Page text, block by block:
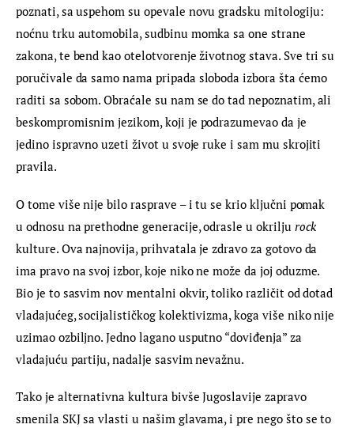
poznati, sa uspehom su opevale novu gradsku mitologiju:
noćnu trku automobila, sudbinu momka sa one strane
zakona, te bend kao otelotvorenje životnog stava. Sve tri su
poručivale da samo nama pripada sloboda izbora šta ćemo
raditi sa sobom. Obraćale su nam se do tad nepoznatim, ali
beskompromisnim jezikom, koji je podrazumevao da je
jedino ispravno uzeti život u svoje ruke i sam mu skrojiti
pravila.
O tome više nije bilo rasprave – i tu se krio ključni pomak
u odnosu na prethodne generacije, odrasle u okrilju rock
kulture. Ova najnovija, prihvatala je zdravo za gotovo da
ima pravo na svoj izbor, koje niko ne može da joj oduzme.
Bio je to sasvim nov mentalni okvir, toliko različit od dotad
vladajućeg, socijalističkog kolektivizma, koga više niko nije
uzimao ozbiljno. Jedno lagano usputno “doviđenja” za
vladajuću partiju, nadalje sasvim nevažnu.
Tako je alternativna kultura bivše Jugoslavije zapravo
smenila SKJ sa vlasti u našim glavama, i pre nego što se to